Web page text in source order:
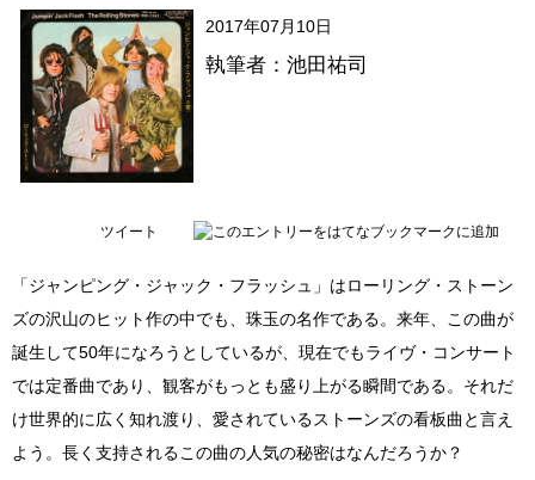
2017年07月10日
執筆者：池田祐司
ツイート
「ジャンピング・ジャック・フラッシュ」はローリング・ストーン
ズの沢山のヒット作の中でも、珠玉の名作である。来年、この曲が
誕生して50年になろうとしているが、現在でもライヴ・コンサート
では定番曲であり、観客がもっとも盛り上がる瞬間である。それだ
け世界的に広く知れ渡り、愛されているストーンズの看板曲と言え
よう。長く支持されるこの曲の人気の秘密はなんだろうか？